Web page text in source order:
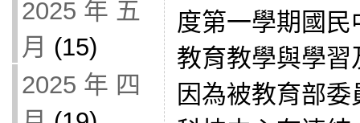
2025 年 五
月 (15)
2025 年 四
度第一學期國
教育教學與學
因為被教育部